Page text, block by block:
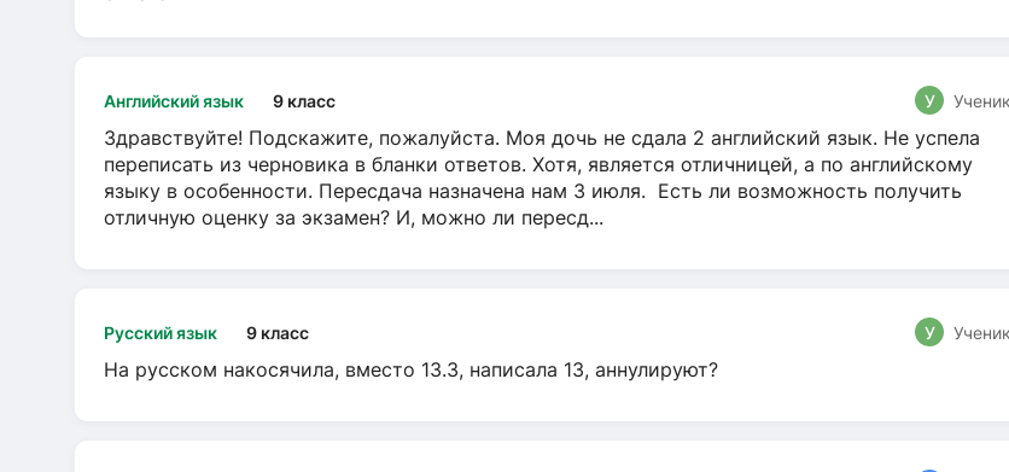
Английский язык 9 класс У Ученик
Здравствуйте! Подскажите, пожалуйста. Моя дочь не сдала 2 английский язык. Не успела
переписать из черновика в бланки ответов. Хотя, является отличницей, а по английскому
языку в особенности. Пересдача назначена нам 3 июля. Есть ли возможность получить
отличную оценку за экзамен? И, можно ли пересд...
Русский язык 9 класс У Ученик
На русском накосячила, вместо 13.3, написала 13, аннулируют?